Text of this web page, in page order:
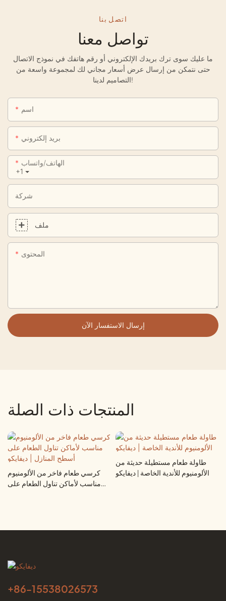
اتصل بنا
تواصل معنا
ما عليك سوى ترك بريدك الإلكتروني أو رقم هاتفك في نموذج الاتصال
حتى نتمكن من إرسال عرض أسعار مجاني لك لمجموعة واسعة من
التصاميم لدينا!
اسم
بريد إلكتروني
+1
الهاتف/واتساب
شركة
ملف
المحتوى
إرسال الاستفسار الآن
المنتجات ذات الصلة
كرسي طعام فاخر من الألومنيوم
مناسب لأماكن تناول الطعام على
طاولة طعام مستطيلة حديثة من
الألومنيوم للأندية الخاصة | ديفايكو
+86-15538026573